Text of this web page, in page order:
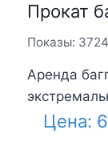
Прокат
Показы:
Аренда
Цена: